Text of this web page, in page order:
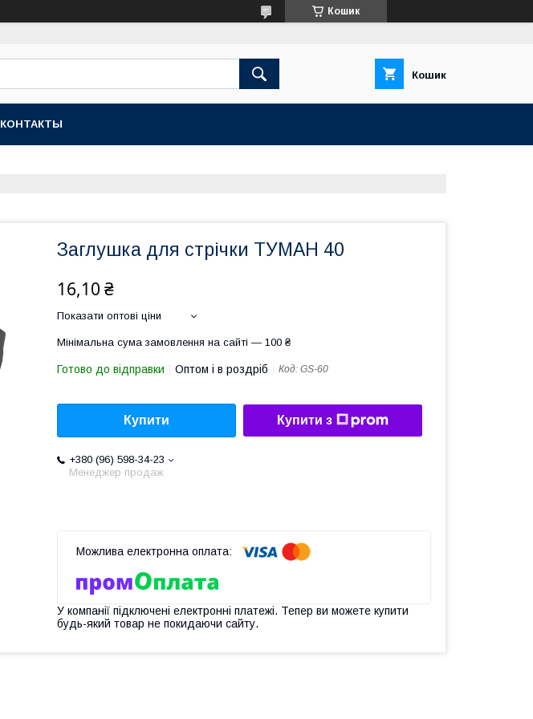
Кошик
Кошик
КОНТАКТЫ
Заглушка для стрічки ТУМАН 40
16,10 ₴
Показати оптові ціни
Мінімальна сума замовлення на сайті — 100 ₴
Готово до відправки Оптом і в роздріб Код: GS-60
Купити Купити з
+380 (96) 598-34-23
Менеджер продаж
У компанії підключені електронні платежі. Тепер ви можете купити
будь-який товар не покидаючи сайту.